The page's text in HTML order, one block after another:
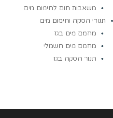
משאבות חום לחימום מים
תנורי הסקה וחימום מים
מחמם מים בגז
מחמם מים חשמלי
תנור הסקה בגז